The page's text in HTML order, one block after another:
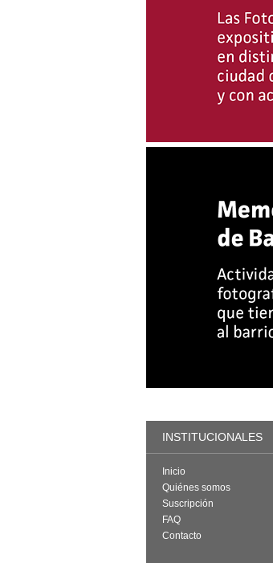
INSTITUCIONALES
Inicio
Quiénes somos
Suscripción
FAQ
Contacto